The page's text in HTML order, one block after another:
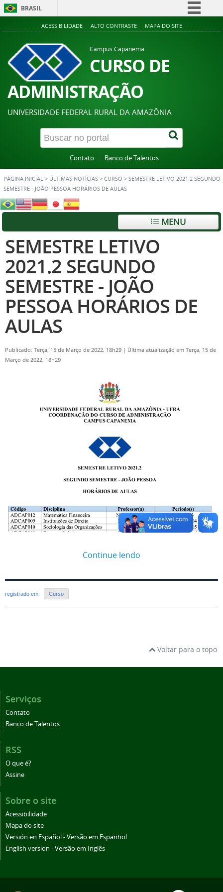
BRASIL
Simplifique!
Acesso à informação
Legislação
ACESSIBILIDADE ALTO CONTRASTE MAPA DO SITE
Campus Capanema
CURSO DE
ADMINISTRAÇÃO
UNIVERSIDADE FEDERAL RURAL DA AMAZÔNIA
Contato Banco de Talentos
PÁGINA INICIAL > ÚLTIMAS NOTÍCIAS > CURSO > SEMESTRE LETIVO 2021.2 SEGUNDO
SEMESTRE - JOÃO PESSOA HORÁRIOS DE AULAS
MENU
SEMESTRE LETIVO
2021.2 SEGUNDO
SEMESTRE - JOÃO
PESSOA HORÁRIOS DE
AULAS
Publicado: Terça, 15 de Março de 2022, 18h29 | Última atualização em Terça, 15 de
Março de 2022, 18h29
Continue lendo
registrado em: Curso
Voltar para o topo
Serviços
Contato
Banco de Talentos
RSS
O que é?
Assine
Sobre o site
Acessibilidade
Mapa do site
Versión en Español - Versão em Espanhol
English version - Versão em Inglês